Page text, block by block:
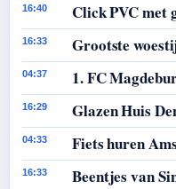
16:40 Click PVC met
16:33 Grootste
04:37 1. FC
16:29 Glazen Huis
04:33 Fiets huren
16:33 Beentjes van